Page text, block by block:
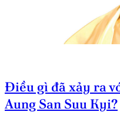
Điều gì đã xảy ra
Aung San Suu Kyi?